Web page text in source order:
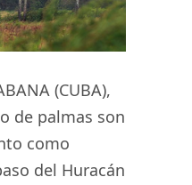
(CUBA),
de palmas son
como
del Huracán